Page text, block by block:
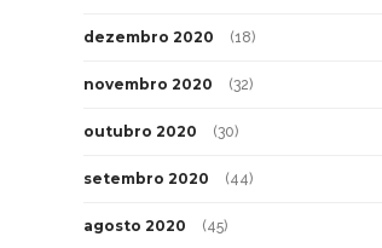
dezembro 2020 (18)
novembro 2020 (32)
outubro 2020 (30)
setembro 2020 (44)
agosto 2020 (45)